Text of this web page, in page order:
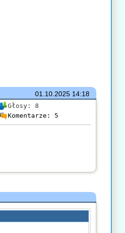
01.10.202514:18
Głosy: 8
Komentarze: 5